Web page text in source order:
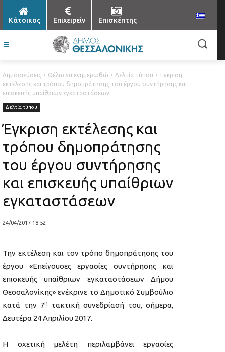
Κάτοικος Επιχειρείν Επισκέπτης
Δημοσιεύσεις Θέλω να ενημερωθώ Δελτία τύπου
Έγκριση
εκτέλεσης και τρόπου δημοπράτησης του έργου συντήρησης και
επισκευής υπαίθριων εγκαταστάσεων
Δελτία τύπου
Έγκριση εκτέλεσης και
τρόπου δημοπράτησης
του έργου συντήρησης
και επισκευής υπαίθριων
εγκαταστάσεων
24/04/2017 18:52
Την εκτέλεση και τον τρόπο δημοπράτησης του
έργου «Επείγουσες εργασίες συντήρησης και
επισκευής υπαίθριων εγκαταστάσεων Δήμου
Θεσσαλονίκης» ενέκρινε το Δημοτικό Συμβούλιο
κατά την 7η
τακτική συνεδρίασή του, σήμερα,
Δευτέρα 24 Απριλίου 2017.
Η σχετική μελέτη περιλαμβάνει εργασίες